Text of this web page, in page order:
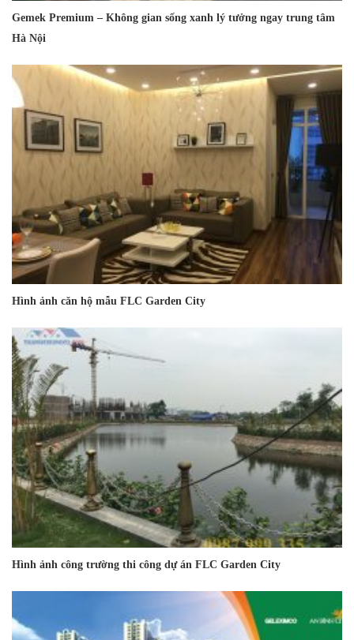
Gemek Premium – Không gian sống xanh lý tưởng ngay trung tâm
Hà Nội
Hình ảnh căn hộ mẫu FLC Garden City
Hình ảnh công trường thi công dự án FLC Garden City